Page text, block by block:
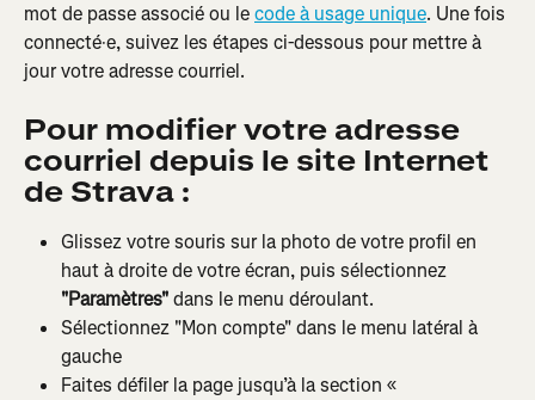
mot de passe associé ou le code à usage unique. Une fois
connecté·e, suivez les étapes ci-dessous pour mettre à
jour votre adresse courriel.
Pour modifier votre adresse
courriel depuis le site Internet
de Strava :
Glissez votre souris sur la photo de votre profil en
haut à droite de votre écran, puis sélectionnez
"Paramètres" dans le menu déroulant.
Sélectionnez "Mon compte" dans le menu latéral à
gauche
Faites défiler la page jusqu’à la section «